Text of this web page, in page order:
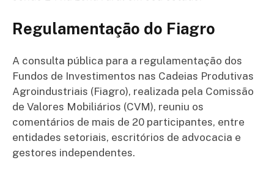
Regulamentação do Fiagro
A consulta pública para a regulamentação dos
Fundos de Investimentos nas Cadeias Produtivas
Agroindustriais (Fiagro), realizada pela Comissão
de Valores Mobiliários (CVM), reuniu os
comentários de mais de 20 participantes, entre
entidades setoriais, escritórios de advocacia e
gestores independentes.